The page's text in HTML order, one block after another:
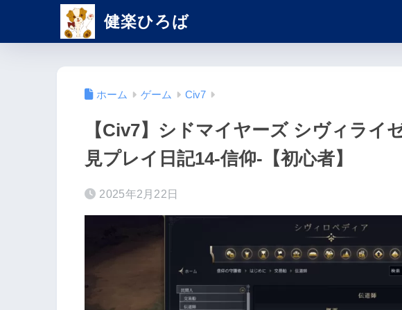
健楽ひろば
ホーム ゲーム Civ7
【Civ7】シドマイヤーズ シヴィライ
見プレイ日記14-信仰-【初心者】
2025年2月22日